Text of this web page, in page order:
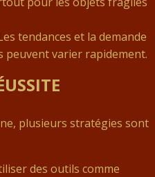
tendances et la demande
peuvent varier rapidement.
plusieurs stratégies sont
des outils comme